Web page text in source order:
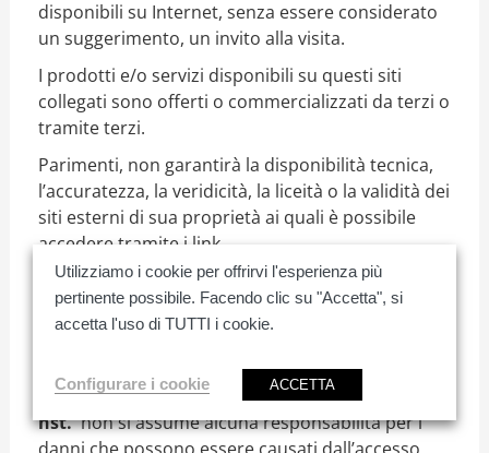
disponibili su Internet, senza essere considerato
un suggerimento, un invito alla visita.
I prodotti e/o servizi disponibili su questi siti
collegati sono offerti o commercializzati da terzi o
tramite terzi.
Parimenti, non garantirà la disponibilità tecnica,
l’accuratezza, la veridicità, la liceità o la validità dei
siti esterni di sua proprietà ai quali è possibile
accedere tramite i link.
In nessun caso il contenuto di altri siti Web viene
rivisto o controllato, né approva, esamina o
possiede i prodotti e servizi, i contenuti, i file e
collegati.
hst.non si assume alcuna responsabilità per i
Utilizziamo i cookie per offrirvi l'esperienza più
pertinente possibile. Facendo clic su "Accetta", si
accetta l'uso di TUTTI i cookie.
Configurare i cookie ACCETTA